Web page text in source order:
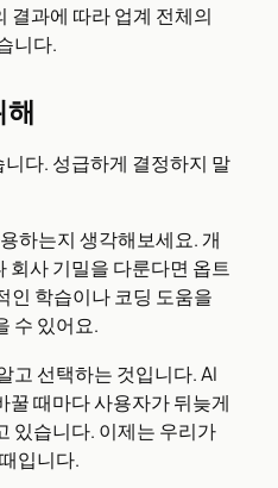
결과에 따라 업계 전체의
니다.
해
다. 성급하게 결정하지 말
하는지 생각해보세요. 개
회사 기밀을 다룬다면 옵트
인 학습이나 코딩 도움을
수 있어요.
고 선택하는 것입니다. AI
꿀 때마다 사용자가 뒤늦게
있습니다. 이제는 우리가
입니다.